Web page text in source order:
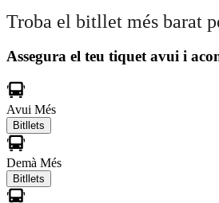
Troba el bitllet més barat
Assegura el teu tiquet avui i
Avui Més
Bitllets
Demà Més
Bitllets